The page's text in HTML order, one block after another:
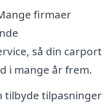
firmaer
så din carport
i mange år frem.
tilbyde tilpasninger